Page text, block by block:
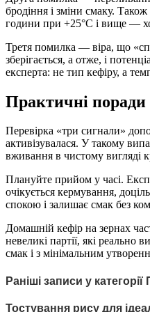
бродіння і зміни смаку.
години при +25°C і вище —
Третя помилка — віра, що
зберігається, а отже, і
експерта: не тип кефіру, а
Практичні поради
Перевірка «три сигнали»
активізувалася. У такому
вживання в чистому вигляді
Плануйте прийом у часі.
очікується кермування,
спокою і залишає смак без
Домашній кефір на зернах
невеликі партії, які реально
смак і з мінімальним
Раніші записи у категорії
Тостування рису для